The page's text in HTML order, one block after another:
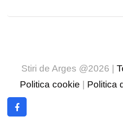
Stiri de Arges @2026 |
Politica cookie
Politica